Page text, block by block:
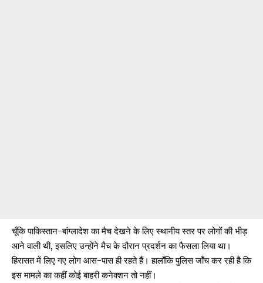
चूँकि पाकिस्तान-बांग्लादेश का मैच देखने के लिए स्थानीय स्तर पर लोगों की भीड़
आने वाली थी, इसलिए उन्होंने मैच के दौरान प्रदर्शन का फैसला लिया था।
हिरासत में लिए गए लोग आस-पास ही रहते हैं। हालाँकि पुलिस जाँच कर रही है कि
इस मामले का कहीं कोई बाहरी कनेक्शन तो नहीं।